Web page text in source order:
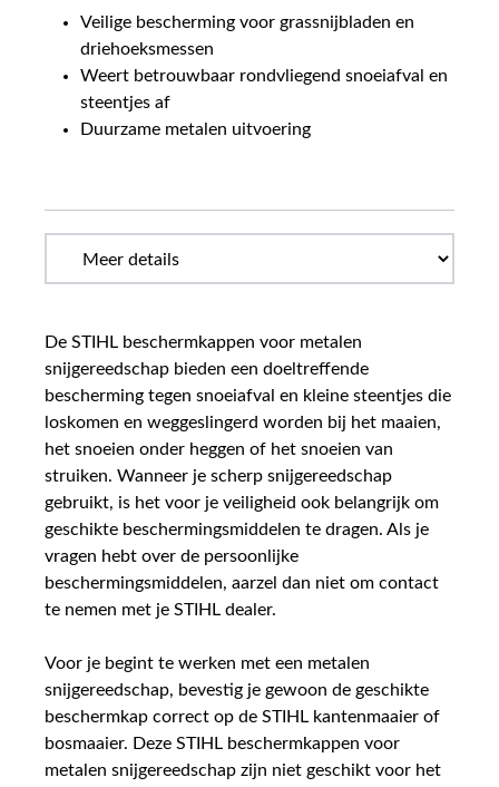
Veilige bescherming voor grassnijbladen en
driehoeksmessen
Weert betrouwbaar rondvliegend snoeiafval en
steentjes af
Duurzame metalen uitvoering
De STIHL beschermkappen voor metalen
snijgereedschap bieden een doeltreffende
bescherming tegen snoeiafval en kleine steentjes die
loskomen en weggeslingerd worden bij het maaien,
het snoeien onder heggen of het snoeien van
struiken. Wanneer je scherp snijgereedschap
gebruikt, is het voor je veiligheid ook belangrijk om
geschikte beschermingsmiddelen te dragen. Als je
vragen hebt over de persoonlijke
beschermingsmiddelen, aarzel dan niet om contact
te nemen met je STIHL dealer.
Voor je begint te werken met een metalen
snijgereedschap, bevestig je gewoon de geschikte
beschermkap correct op de STIHL kantenmaaier of
bosmaaier. Deze STIHL beschermkappen voor
metalen snijgereedschap zijn niet geschikt voor het